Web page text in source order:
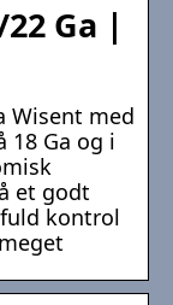
Ga |
Wisent med
Ga og i
et godt
kontrol